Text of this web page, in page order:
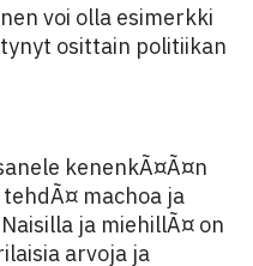
voi olla esimerkki
osittain politiikan
kenenkÃ¤Ã¤n
machoa ja
ja miehillÃ¤ on
arvoja ja